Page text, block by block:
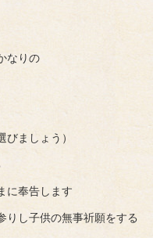
なりの
ましょう）
に奉告します
りし子供の無事祈願をする